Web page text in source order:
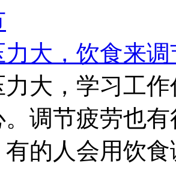
大，饮食来调
大，学习工
调节疲劳也
的人会用饮